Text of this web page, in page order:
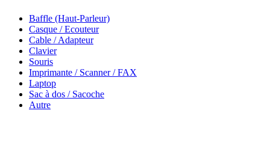
Baffle (Haut-Parleur)
Casque / Ecouteur
Cable / Adapteur
Clavier
Souris
Imprimante / Scanner / FAX
Laptop
Sac à dos / Sacoche
Autre